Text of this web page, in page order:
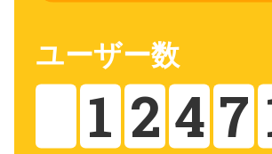
ユーザー数
1 2 4 7